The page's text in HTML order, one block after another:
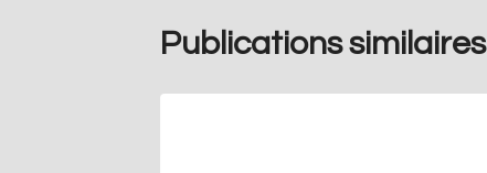
Publications similaires